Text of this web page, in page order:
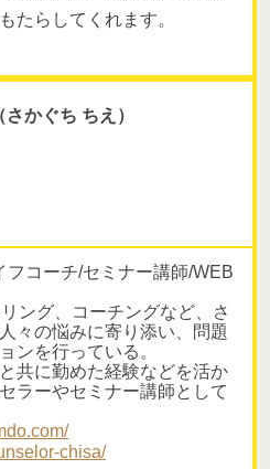
たらしてくれます。
かぐち ちえ）
コーチ/セミナー講師/WEB
ング、コーチングなど、さ
々の悩みに寄り添い、問題
ンを行っている。
共に勤めた経験などを活か
ラーやセミナー講師として
chisa/